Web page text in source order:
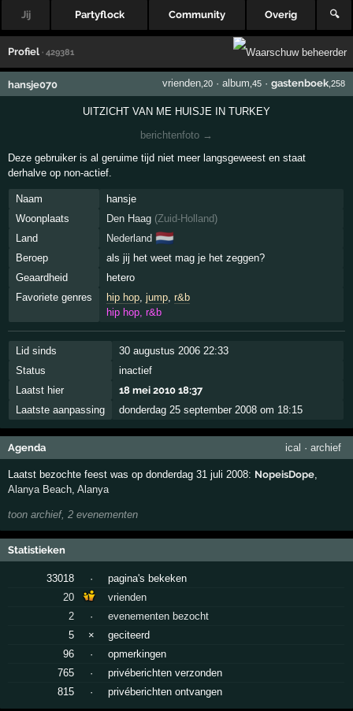
Jij Partyflock Community Overig 🔍
Profiel · 429381
hansje070 vrienden,20· album ,45· gastenboek,258
UITZICHT VAN ME HUISJE IN TURKEY
berichtenfoto →
Deze gebruiker is al geruime tijd niet meer langsgeweest en staat
derhalve op non-actief.
Naam
hansje
Woonplaats
Den Haag (Zuid-Holland)
Land
Nederland 🇳🇱
Beroep
als jij het weet mag je het zeggen?
Geaardheid
hetero
Favoriete genres
hip hop, jump, r&b
hip hop, r&b
Lid sinds
30 augustus 2006 22:33
Status
inactief
Laatst hier
18 mei 2010 18:37
Laatste aanpassing
donderdag 25 september 2008 om 18:15
Agenda ical · archief
Laatst bezochte feest was op donderdag 31 juli 2008: NopeisDope,
Alanya Beach,Alanya
toon archief, 2 evenementen
Statistieken
33018 ·
pagina's bekeken
20
vrienden
2
·
evenementen bezocht
5
×
geciteerd
96
·
opmerkingen
765
·
privéberichten verzonden
815
· privéberichten ontvangen